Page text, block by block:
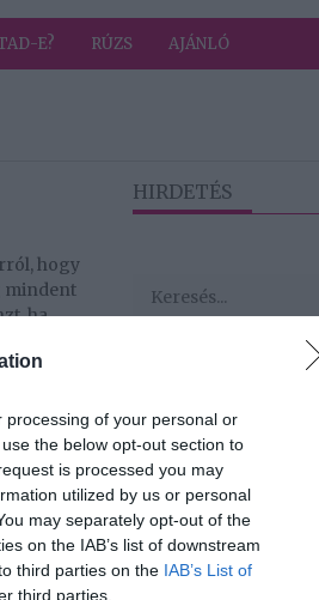
of your personal or
the below opt-out section to
is processed you may
utilized by us or personal
may separately opt-out of the
on the IAB’s list of downstream
third parties on the IAB’s List of
third parties.
E? RÚZS AJÁNLÓ
hogy
mindent
ha
és a
nevelték,
ha
tettek a
ez
hogy
HIRDETÉS